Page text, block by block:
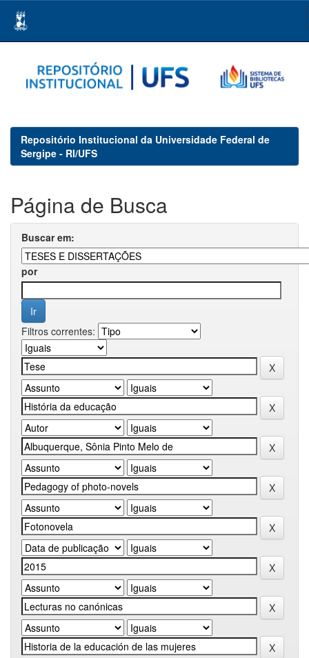
navigation
Repositório Institucional da Universidade Federal de
Sergipe - RI/UFS
Página de Busca
Buscar em:
por
Filtros correntes: